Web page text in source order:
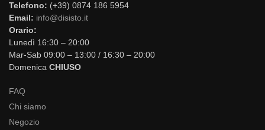
Telefono: (+39) 0874 186 5954
Email: info@disisto.it
Orario:
Lunedì 16:30 – 20:00
Mar-Sab 09:00 – 13:00 / 16:30 – 20:00
Domenica CHIUSO
FAQ
Chi siamo
Negozio